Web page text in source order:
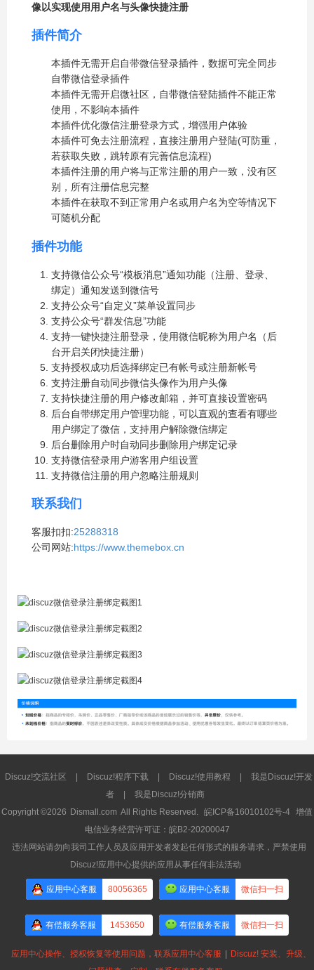
像以实现使用用户名与头像快捷注册
插件简介
本插件无需开启自带微信登录插件，数据可完全同步
自带微信登录插件
本插件无需开启微社区，自带微信登陆插件不能正常
使用，不影响本插件
本插件优化微信注册登录方式，增强用户体验
本插件可免去注册流程，直接注册用户登陆(可防重，
若获取失败，跳转原有完善信息流程)
本插件注册的用户将与正常注册的用户一致，没有区
别，所有注册信息完整
本插件在获取不到正常用户名或用户名为空等情况下
可随机分配
插件功能
支持微信公众号“模板消息”通知功能（注册、登录、
绑定）通知发送到微信号
支持公众号“自定义”菜单设置同步
支持公众号“群发信息”功能
支持一键快捷注册登录，使用微信昵称为用户名（后
台开启关闭快捷注册）
支持授权成功后选择绑定已有帐号或注册新帐号
支持注册自动同步微信头像作为用户头像
支持快捷注册的用户修改邮箱，并可直接设置密码
后台自带绑定用户管理功能，可以直观的查看有哪些
用户绑定了微信，支持用户解除微信绑定
后台删除用户时自动同步删除用户绑定记录
支持微信登录用户游客用户组设置
支持微信注册的用户忽略注册规则
联系我们
客服扣扣:25288318
公司网站:https://www.themebox.cn
Discuz!交流社区 | Discuz!程序下载 | Discuz!使用教程 |
我是Discuz!开发
者
|
我是Discuz!分销商
Copyright ©2026 Dismall.com All Rights Reserved. 皖ICP备16010102号-4 增值
电信业务经营许可证：皖B2-20200047
违法网站请勿向我司工作人员及应用开发者发起任何形式的服务请求，严禁使用
Discuz!应用中心提供的应用从事任何非法活动
应用中心客服 80056365 应用中心客服 微信扫一扫
有偿服务客服 1453650 有偿服务客服 微信扫一扫
应用中心操作、授权恢复等使用问题，联系应用中心客服 | Discuz! 安装、升级、